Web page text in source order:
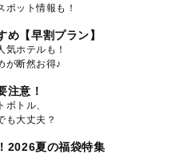
ポット情報も！
め【早割プラン】
気ホテルも！
が断然お得♪
注意！
ボトル、
も大丈夫？
2026夏の福袋特集